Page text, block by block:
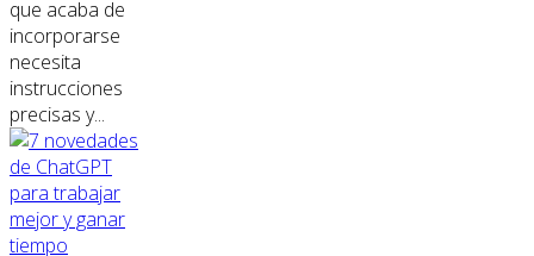
que acaba de
incorporarse
necesita
instrucciones
precisas y...